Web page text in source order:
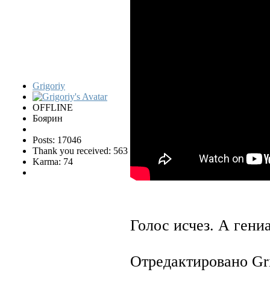
Grigoriy
OFFLINE
Боярин
Posts: 17046
Thank you received: 563
Karma: 74
Голос исчез. А
Отредактировано